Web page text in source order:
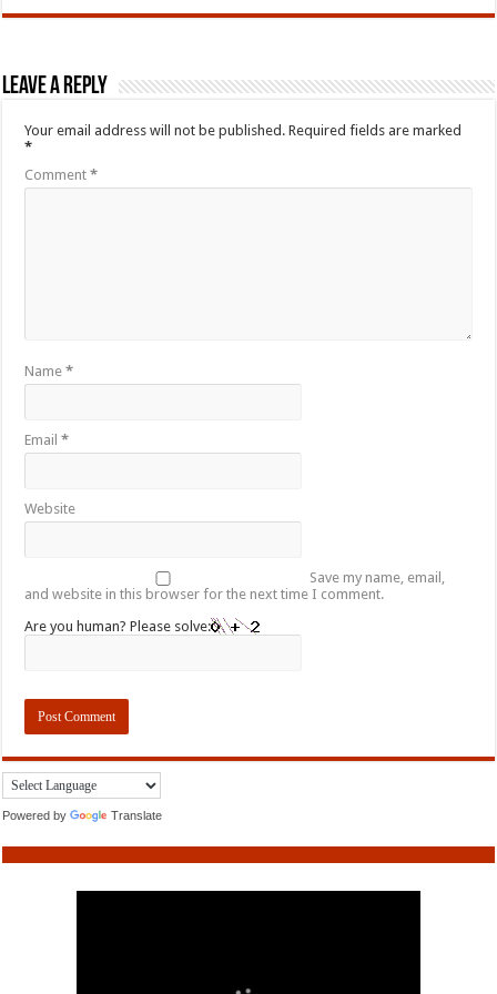
Leave a Reply
Your email address will not be published. Required fields are marked
*
Comment*
Name*
Email*
Website
Save my name, email,
and website in this browser for the next time I comment.
Are you human? Please solve:
Powered by Translate